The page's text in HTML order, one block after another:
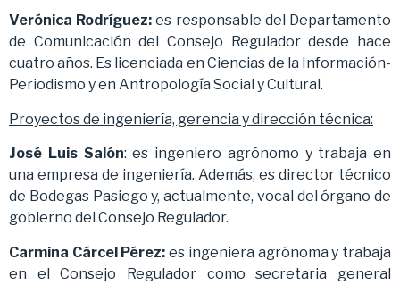
Verónica Rodríguez: es responsable del Departamento
de Comunicación del Consejo Regulador desde hace
cuatro años. Es licenciada en Ciencias de la Información-
Periodismo y en Antropología Social y Cultural.
Proyectos de ingeniería, gerencia y dirección técnica:
José Luis Salón: es ingeniero agrónomo y trabaja en
una empresa de ingeniería. Además, es director técnico
de Bodegas Pasiego y, actualmente, vocal del órgano de
gobierno del Consejo Regulador.
Carmina Cárcel Pérez: es ingeniera agrónoma y trabaja
en el Consejo Regulador como secretaria general